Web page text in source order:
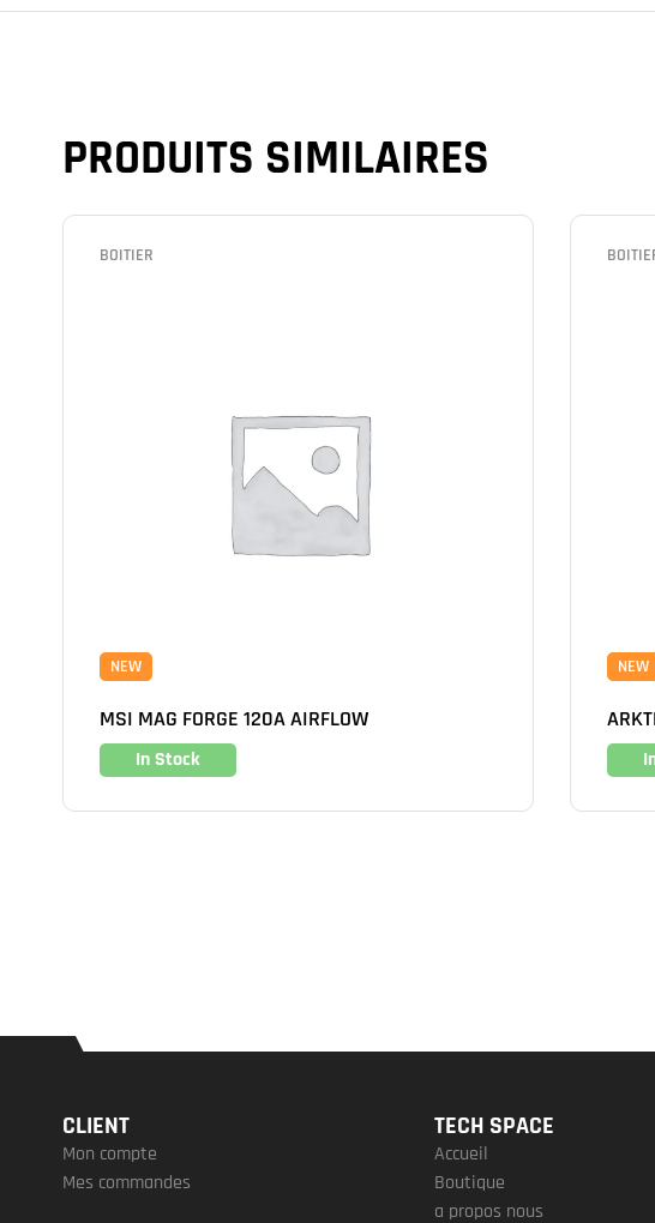
PRODUITS SIMILAIRES
BOITIER
NEW
MSI MAG FORGE 120A AIRFLOW
In Stock
NEW
CLIENT
Mon compte
Mes commandes
TECH SPACE
Accueil
Boutique
a propos nous